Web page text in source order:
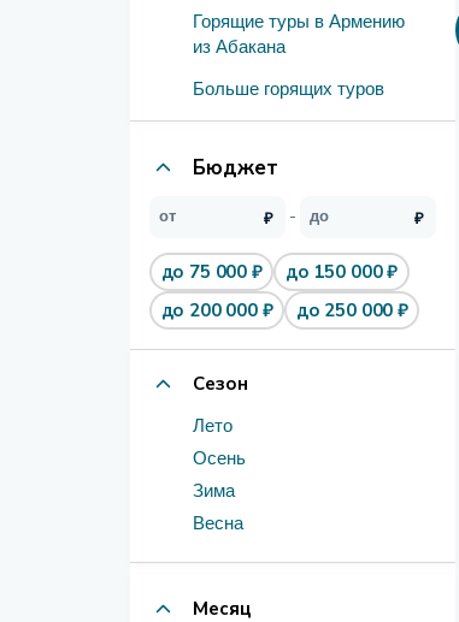
Горящие туры в Армению
из Абакана
Больше горящих туров
Бюджет
до 75 000 ₽
до 150 000 ₽
до 200 000 ₽
до 250 000 ₽
Сезон
Лето
Осень
Зима
Весна
Месяц